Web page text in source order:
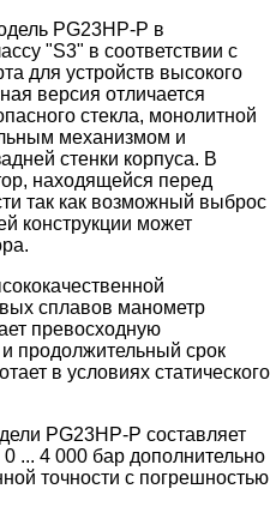
PG23HP-P в
"S3" в соответствии с
для устройств высокого
версия отличается
стекла, монолитной
механизмом и
стенки корпуса. В
находящейся перед
так как возможный выброс
конструкции может
сплавов манометр
превосходную
продолжительный срок
в условиях статического
PG23HP-P составляет
... 4 000 бар дополнительно
точности с погрешностью